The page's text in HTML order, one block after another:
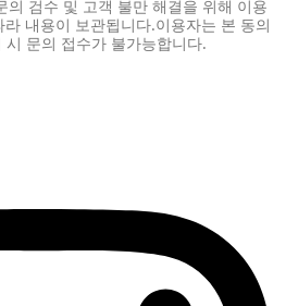
의 검수 및 고객 불만 해결을 위해 이용
내용이 보관됩니다.이용자는 본 동의
문의 접수가 불가능합니다.